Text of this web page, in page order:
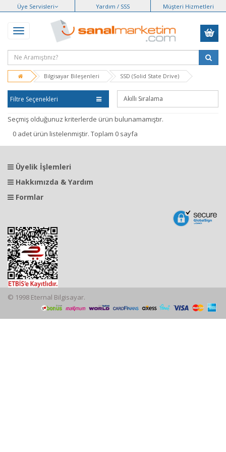
Üye Servisleri Yardım / SSS Müşteri Hizmetleri
Bilgisayar Bileşenleri SSD (Solid State Drive)
Filtre Seçenekleri
Seçmiş olduğunuz kriterlerde ürün bulunamamıştır.
0 adet ürün listelenmiştir. Toplam 0 sayfa
Üyelik İşlemleri
Hakkımızda & Yardım
Formlar
© 1998 Eternal Bilgisayar.